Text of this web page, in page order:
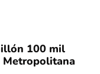
100 mil
Metropolitana